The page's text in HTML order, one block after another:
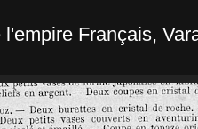
Français,